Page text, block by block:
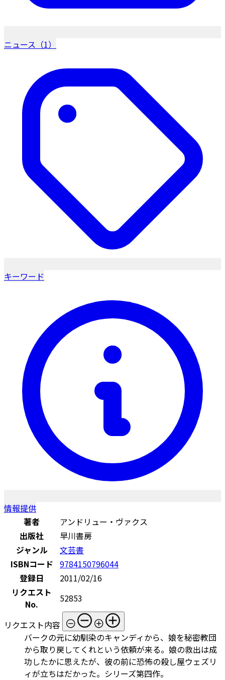
ニュース（1）
キーワード
情報提供
著者
アンドリュー・ヴァクス
出版社
早川書房
ジャンル
文芸書
ISBNコード 9784150796044
登録日
2011/02/16
リクエスト
No.
52853
リクエスト内容
バークの元に幼馴染のキャンディから、娘を秘密教団
から取り戻してくれという依頼が来る。娘の救出は成
功したかに思えたが、彼の前に恐怖の殺し屋ウェズリ
ィが立ちはだかった。シリーズ第四作。